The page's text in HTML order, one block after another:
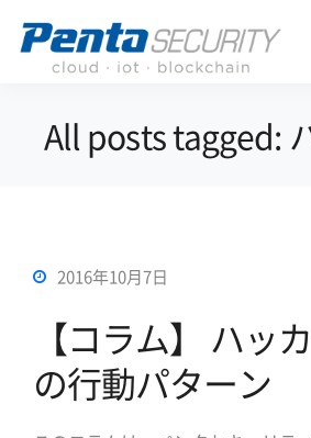
All posts tagged:
2016年10月7日
【コラム】 ハッ
の行動パターン